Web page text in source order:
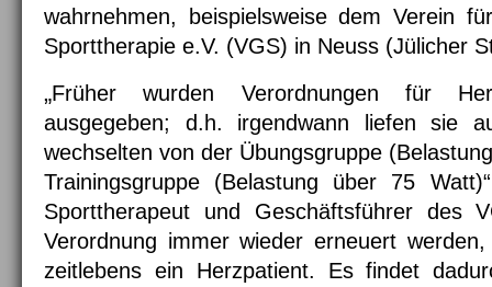
wahrnehmen, beispielsweise dem Verein
Sporttherapie e.V. (VGS) in Neuss (Jülicher
„Früher wurden Verordnungen für
ausgegeben; d.h. irgendwann liefen sie
wechselten von der Übungsgruppe
Trainingsgruppe (Belastung über 75
Sporttherapeut und Geschäftsführer des
Verordnung immer wieder erneuert
zeitlebens ein Herzpatient. Es findet